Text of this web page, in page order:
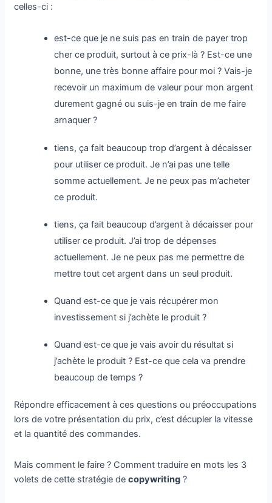
celles-ci :
est-ce que je ne suis pas en train de payer trop
cher ce produit, surtout à ce prix-là ? Est-ce une
bonne, une très bonne affaire pour moi ? Vais-je
recevoir un maximum de valeur pour mon argent
durement gagné ou suis-je en train de me faire
arnaquer ?
tiens, ça fait beaucoup trop d’argent à décaisser
pour utiliser ce produit. Je n’ai pas une telle
somme actuellement. Je ne peux pas m’acheter
ce produit.
tiens, ça fait beaucoup d’argent à décaisser pour
utiliser ce produit. J’ai trop de dépenses
actuellement. Je ne peux pas me permettre de
mettre tout cet argent dans un seul produit.
Quand est-ce que je vais récupérer mon
investissement si j’achète le produit ?
Quand est-ce que je vais avoir du résultat si
j’achète le produit ? Est-ce que cela va prendre
beaucoup de temps ?
Répondre efficacement à ces questions ou préoccupations
lors de votre présentation du prix, c’est décupler la vitesse
et la quantité des commandes.
Mais comment le faire ? Comment traduire en mots les 3
volets de cette stratégie decopywriting ?